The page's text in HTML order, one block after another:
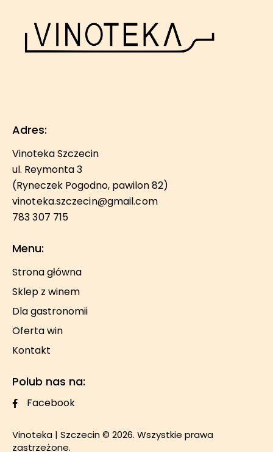
Adres:
Vinoteka Szczecin
ul. Reymonta 3
(Ryneczek Pogodno, pawilon 82)
vinoteka.szczecin@gmail.com
783 307 715
Menu:
Strona główna
Sklep z winem
Dla gastronomii
Oferta win
Kontakt
Polub nas na:
Facebook
Vinoteka | Szczecin© 2026. Wszystkie prawa
zastrzeżone.